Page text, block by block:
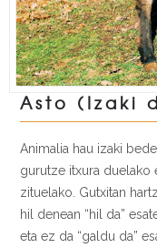
Asto (Izaki
Animalia hau izaki
gurutze itxura duelako
zituelako. Gutxitan
hil denean “hil da”
eta ez da “galdu da”